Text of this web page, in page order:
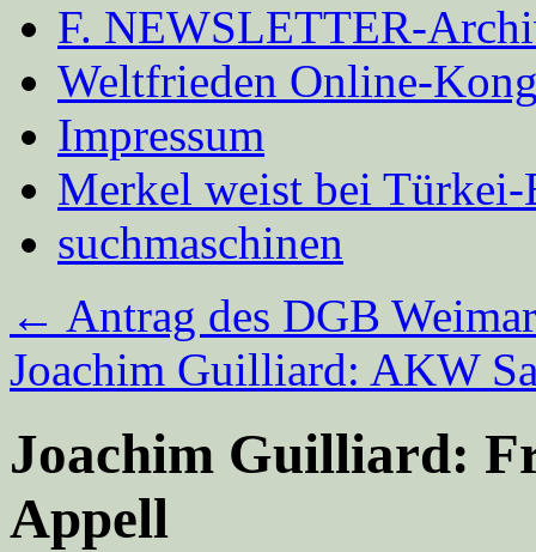
F. NEWSLETTER-
Weltfrieden Online-
Impressum
Merkel weist bei
suchmaschinen
← Antrag des DGB
Joachim Guilliard: AKW
Joachim Guilliard:
Appell